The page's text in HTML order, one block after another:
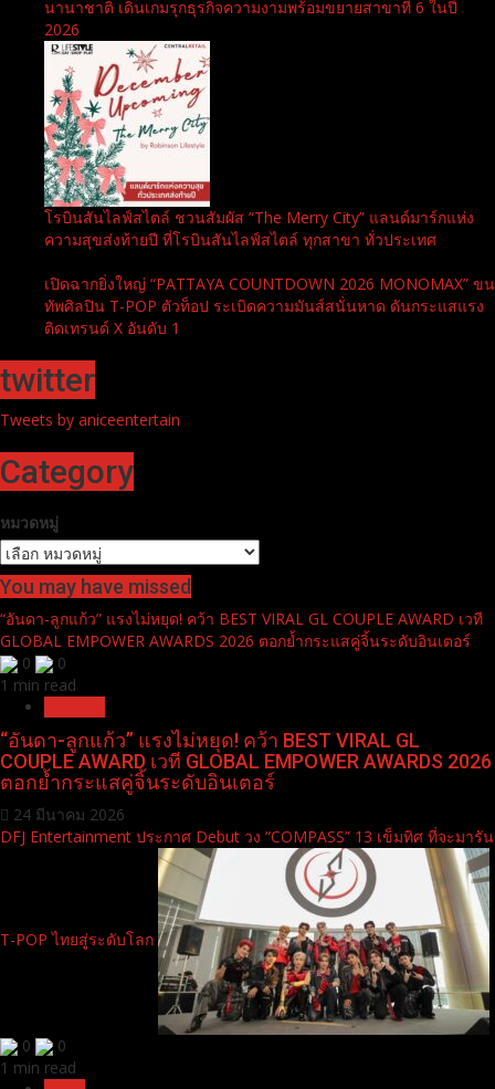
นานาชาติ เดินเกมรุกธุรกิจความงามพร้อมขยายสาขาที่ 6 ในปี
2026
โรบินสันไลฟ์สไตล์ ชวนสัมผัส “The Merry City” แลนด์มาร์กแห่ง
ความสุขส่งท้ายปี ที่โรบินสันไลฟ์สไตล์ ทุกสาขา ทั่วประเทศ
เปิดฉากยิ่งใหญ่ “PATTAYA COUNTDOWN 2026 MONOMAX” ขน
ทัพศิลปิน T-POP ตัวท็อป ระเบิดความมันส์สนั่นหาด ดันกระแสแรง
ติดเทรนด์ X อันดับ 1
twitter
Tweets by aniceentertain
Category
หมวดหมู่
You may have missed
“อันดา-ลูกแก้ว” แรงไม่หยุด! คว้า BEST VIRAL GL COUPLE AWARD เวที
GLOBAL EMPOWER AWARDS 2026 ตอกย้ำกระแสคู่จิ้นระดับอินเตอร์
0
0
1 min read
“อันดา-ลูกแก้ว” แรงไม่หยุด! คว้า BEST VIRAL GL
COUPLE AWARD เวที GLOBAL EMPOWER AWARDS 2026
ตอกย้ำกระแสคู่จิ้นระดับอินเตอร์
24 มีนาคม 2026
DFJ Entertainment ประกาศ Debut วง “COMPASS” 13 เข็มทิศ ที่จะมารัน
T-POP ไทยสู่ระดับโลก
0
0
1 min read